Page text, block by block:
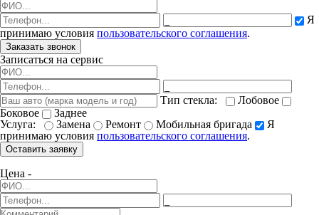
Я
принимаю условия пользовательского соглашения.
Заказать звонок
Записаться на сервис
Тип стекла:
Лобовое
Боковое
Заднее
Услуга:
Замена Ремонт Мобильная бригада
Я
принимаю условия пользовательского соглашения.
Оставить заявку
Цена -